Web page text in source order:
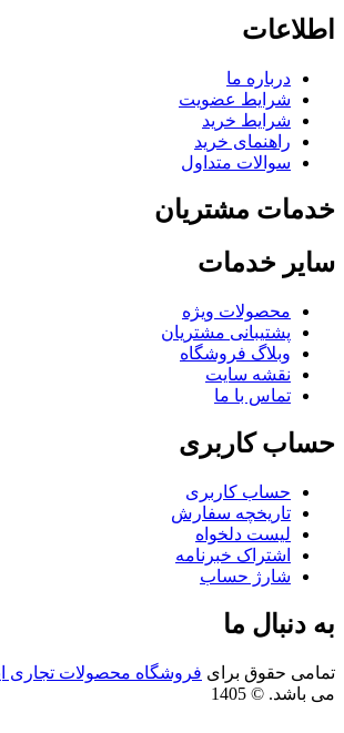
درباره ما
شرایط عضویت
شرایط خرید
راهنمای خرید
سوالات متداول
مشتریان
خدمات
محصولات ویژه
پشتیبانی مشتریان
وبلاگ فروشگاه
نقشه سایت
تماس با ما
کاربری
حساب کاربری
تاریخچه سفارش
لیست دلخواه
اشتراک خبرنامه
شارژ حساب
دنبال ما
حقوق برای فروشگاه محصولات تجاری اپن
© 1405